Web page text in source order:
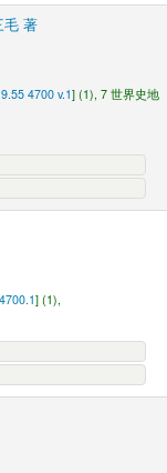
毛 著
4700 v.1] (1),7 世界史地
] (1),